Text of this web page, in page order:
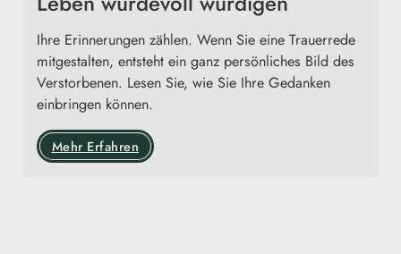
Ihre Erinnerungen zählen. Wenn Sie eine Trauerrede
mitgestalten, entsteht ein ganz persönliches Bild des
Verstorbenen. Lesen Sie, wie Sie Ihre Gedanken
einbringen können.
Mehr Erfahren